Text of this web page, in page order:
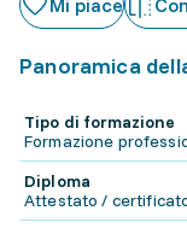
Mi piace
Panoramica
Tipo di formazione
Formazione
Diploma
Attestato /